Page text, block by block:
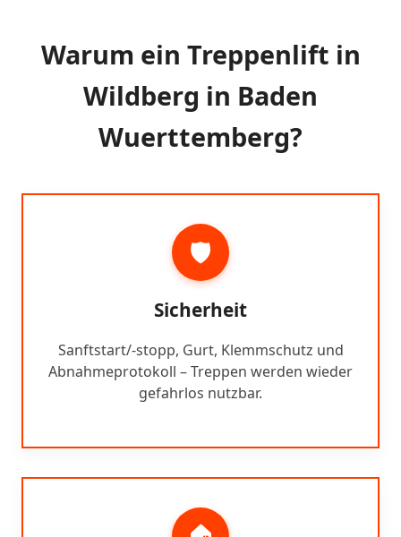
Warum ein Treppenlift in
Wildberg in Baden
Wuerttemberg?
🛡️
Sicherheit
Sanftstart/-stopp, Gurt, Klemmschutz und
Abnahmeprotokoll – Treppen werden wieder
gefahrlos nutzbar.